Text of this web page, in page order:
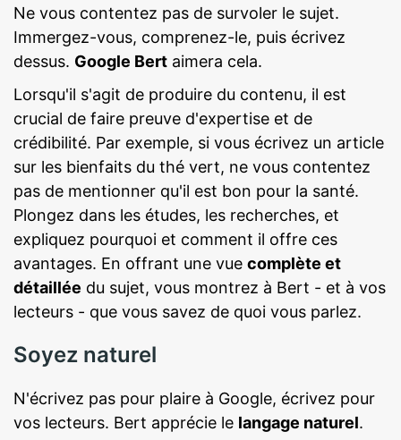
Ne vous contentez pas de survoler le sujet.
Immergez-vous, comprenez-le, puis écrivez
dessus. Google Bert aimera cela.
Lorsqu'il s'agit de produire du contenu, il est
crucial de faire preuve d'expertise et de
crédibilité. Par exemple, si vous écrivez un article
sur les bienfaits du thé vert, ne vous contentez
pas de mentionner qu'il est bon pour la santé.
Plongez dans les études, les recherches, et
expliquez pourquoi et comment il offre ces
avantages. En offrant une vue complète et
détaillée du sujet, vous montrez à Bert - et à vos
lecteurs - que vous savez de quoi vous parlez.
Soyez naturel
N'écrivez pas pour plaire à Google, écrivez pour
vos lecteurs. Bert apprécie le langage naturel.